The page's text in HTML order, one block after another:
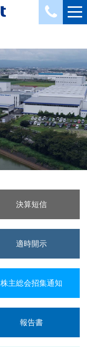
決算短信
適時開示
株主総会招集通知
報告書